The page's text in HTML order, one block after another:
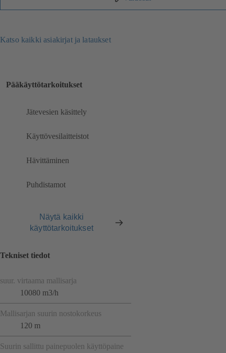
Katso kaikki asiakirjat ja lataukset
Pääkäyttötarkoitukset
Jätevesien käsittely
Käyttövesilaitteistot
Hävittäminen
Puhdistamot
Näytä kaikki
käyttötarkoitukset
Tekniset tiedot
suur. virtaama mallisarja
10080 m3/h
Mallisarjan suurin nostokorkeus
120 m
Suurin sallittu painepuolen käyttöpaine